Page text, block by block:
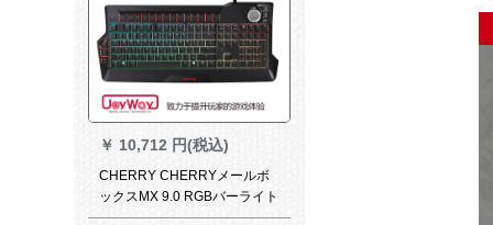
￥ 10,712 円(税込)
CHERRY CHERRYメールボ
ックスMX 9.0 RGBバーライト
ボンドでキッキーボンドを食